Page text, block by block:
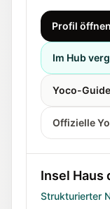
Profil öffnen
Im Hub
Yoco-Guide
Offizielle
Insel Haus
Strukturierter